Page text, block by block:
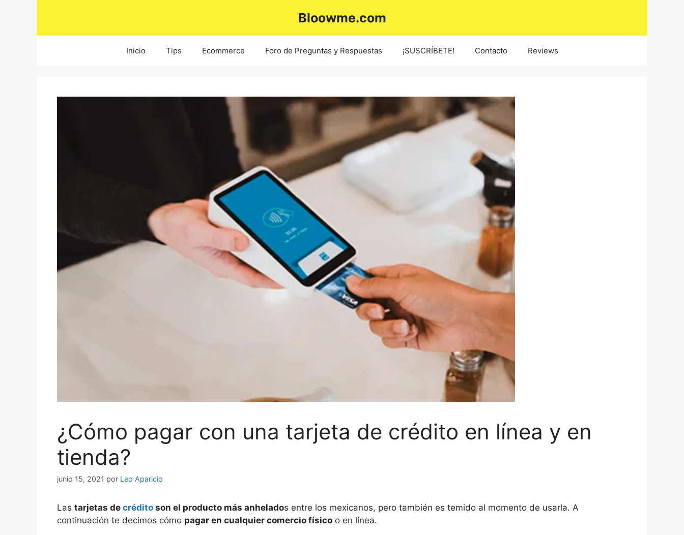
Bloowme.com
Inicio Tips Ecommerce Foro de Preguntas y Respuestas ¡SUSCRÍBETE! Contacto Reviews
¿Cómo pagar con una tarjeta de crédito en línea y en
tienda?
junio 15, 2021 por Leo Aparicio
Las tarjetas de crédito son el producto más anhelados entre los mexicanos, pero también es temido al momento de usarla. A
continuación te decimos cómo pagar en cualquier comercio físico o en línea.